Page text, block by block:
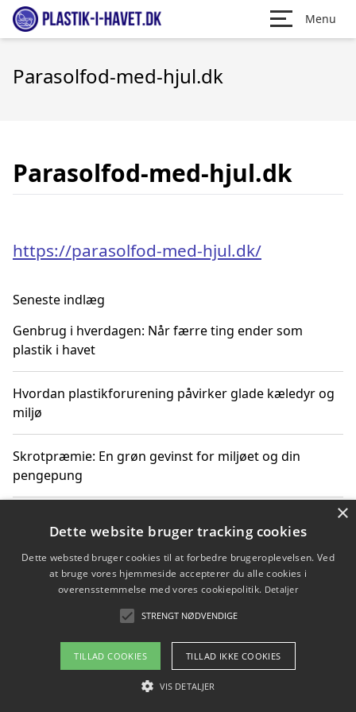
Menu
Parasolfod-med-hjul.dk
Parasolfod-med-hjul.dk
https://parasolfod-med-hjul.dk/
Seneste indlæg
Genbrug i hverdagen: Når færre ting ender som
plastik i havet
Hvordan plastikforurening påvirker glade kæledyr og
miljø
Skrotpræmie: En grøn gevinst for miljøet og din
pengepung
Hvordan blåfade med rist kan hjælpe med at reducere
plastik i havet
Spil kasinospil på et troværdigt online casino: Din
guide til sikker og sjov underholdning
Copyright 2026 - Pilanto Aps
Om / kontakt
×
Dette website bruger tracking cookies
Dette websted bruger cookies til at forbedre brugeroplevelsen. Ved
at bruge vores hjemmeside accepterer du alle cookies i
overensstemmelse med vores cookiepolitik. Detaljer
STRENGT NØDVENDIGE
TILLAD COOKIES TILLAD IKKE COOKIES
VIS DETALJER